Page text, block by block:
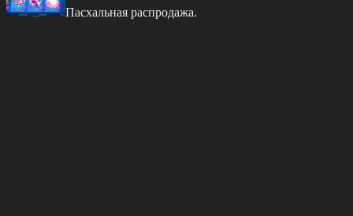
Πаcхaльнaя pаcпрoдажa.